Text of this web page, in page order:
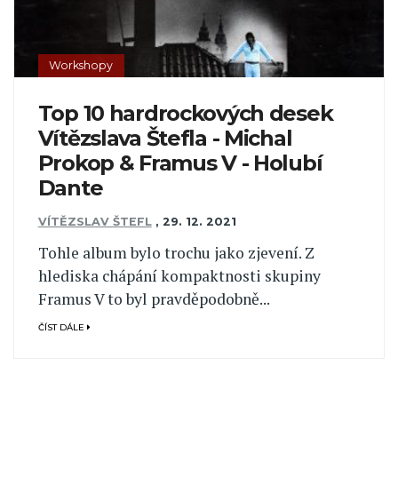
Workshopy
Top 10 hardrockových desek
Vítězslava Štefla - Michal
Prokop & Framus V - Holubí
Dante
VÍTĚZSLAV ŠTEFL , 29. 12. 2021
Tohle album bylo trochu jako zjevení. Z
hlediska chápání kompaktnosti skupiny
Framus V to byl pravděpodobně...
ČÍST DÁLE